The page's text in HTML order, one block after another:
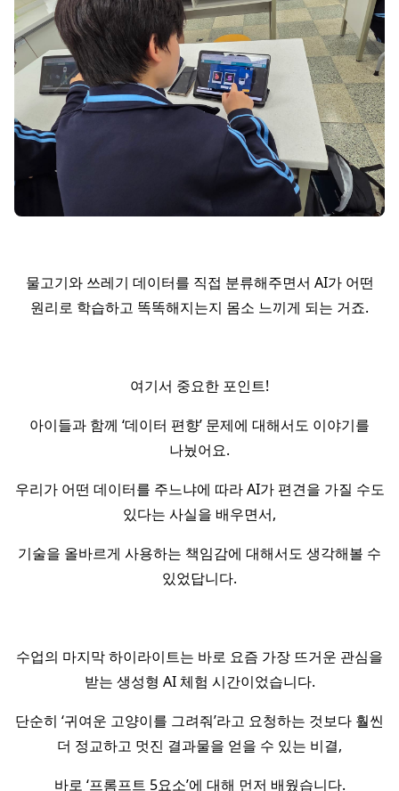
물고기와 쓰레기 데이터를 직접 분류해주면서 AI가 어떤
원리로 학습하고 똑똑해지는지 몸소 느끼게 되는 거죠.
여기서 중요한 포인트!
아이들과 함께 ‘데이터 편향’ 문제에 대해서도 이야기를
나눴어요.
우리가 어떤 데이터를 주느냐에 따라 AI가 편견을 가질 수도
있다는 사실을 배우면서,
기술을 올바르게 사용하는 책임감에 대해서도 생각해볼 수
있었답니다.
수업의 마지막 하이라이트는 바로 요즘 가장 뜨거운 관심을
받는 생성형 AI 체험 시간이었습니다.
단순히 ‘귀여운 고양이를 그려줘’라고 요청하는 것보다 훨씬
더 정교하고 멋진 결과물을 얻을 수 있는 비결,
바로 ‘프롬프트 5요소’에 대해 먼저 배웠습니다.